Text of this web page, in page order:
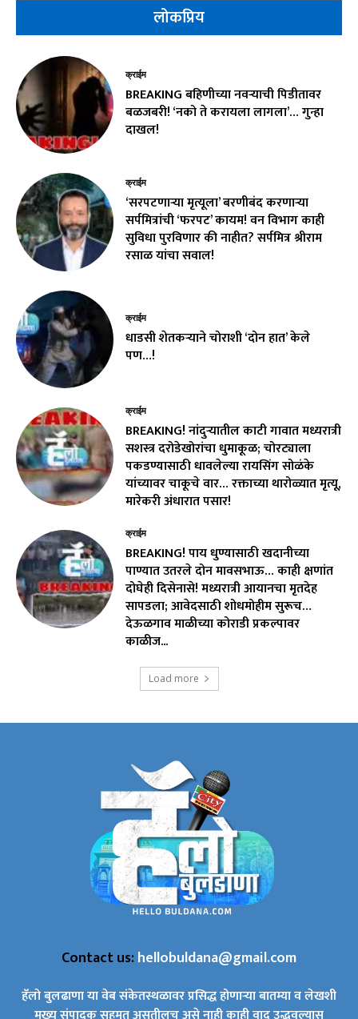
लोकप्रिय
क्राईम
BREAKING बहिणीच्या नवऱ्याची पिडीतावर
बळजबरी! ‘नको ते करायला लागला’… गुन्हा
दाखल!
क्राईम
‘सरपटणाऱ्या मृत्यूला’ बरणीबंद करणाऱ्या
सर्पमित्रांची ‘फरपट’ कायम! वन विभाग काही
सुविधा पुरविणार की नाहीत? सर्पमित्र श्रीराम
रसाळ यांचा सवाल!
क्राईम
धाडसी शेतकऱ्याने चोराशी ‘दोन हात’ केले
पण…!
क्राईम
BREAKING! नांदुऱ्यातील काटी गावात मध्यरात्री
सशस्त्र दरोडेखोरांचा धुमाकूळ; चोरट्याला
पकडण्यासाठी धावलेल्या रायसिंग सोळंके
यांच्यावर चाकूचे वार… रक्ताच्या थारोळ्यात मृत्यू,
मारेकरी अंधारात पसार!
क्राईम
BREAKING! पाय धुण्यासाठी खदानीच्या
पाण्यात उतरले दोन मावसभाऊ… काही क्षणांत
दोघेही दिसेनासे! मध्यरात्री आयानचा मृतदेह
सापडला; आवेदसाठी शोधमोहीम सुरूच…
देऊळगाव माळीच्या कोराडी प्रकल्पावर
काळीज...
Load more
Contact us:hellobuldana@gmail.com
हॅलो बुलढाणा या वेब संकेतस्थळावर प्रसिद्ध होणाऱ्या बातम्या व लेखशी